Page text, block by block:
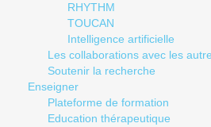
RHYTHM
TOUCAN
Intelligence artificielle
Les collaborations avec les
Soutenir la recherche
Enseigner
Plateforme de formation
Education thérapeutique